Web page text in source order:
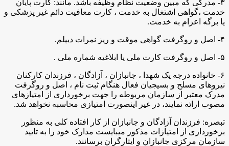
۳- مدرکی که مبین وضعیت نظام وظیفه باشد. مانند: کارت پایان
خدمت ،گواهی اشتغال به خدمت ، کارت معافیت دائم غیر پزشکی و
یا برگه اعزام به خدمت.
۴- اصل و روگرفت گواهی موقت و ریز نمرات دیپلم.
۵- اصل و روگرفت کارت ملی یا ابلاغیه شماره ملی .
۶- خانواده درجه یک شهدا ، جانبازان ، آزادگان ، فرزندان کارکنان
نیروهای مسلح و بسیجیان فعال هنگام ثبت نام ، اصل و روگرفت
مدرک معتبر از سازمان مربوطه را جهت برخورداری از امتیازهای
مصوب ارائه نمایند، در غیر اینصورت امتیازی محاسبه نخواهد شد.
تبصره: فرزندان آزادگان و جانبازان از کار افتاده کلی به منظور
برخورداری از امتیازات مذکور میبایست مدارک خود را به تایید
سازمان مرکزی جانبازان و ایثارگران برسانند.